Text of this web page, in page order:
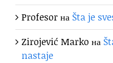
Profesorна Šta je
Zirojević Marko на
nastaje